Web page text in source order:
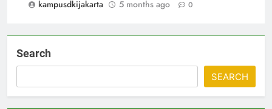
kampusdkijakarta
5 months ago 0
Search
SEARCH